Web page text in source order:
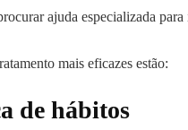
ajuda especializada
mais eficazes estão:
de hábitos